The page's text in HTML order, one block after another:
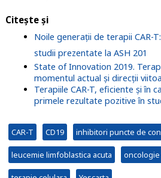
Citește și
Noile generații de terapii CAR-
studii prezentate la ASH 201
State of Innovation 2019.
momentul actual și direcții
Terapiile CAR-T, eficiente și în
primele rezultate pozitive în
CAR-T CD19 inhibitori puncte de
leucemie limfoblastica acuta oncologie